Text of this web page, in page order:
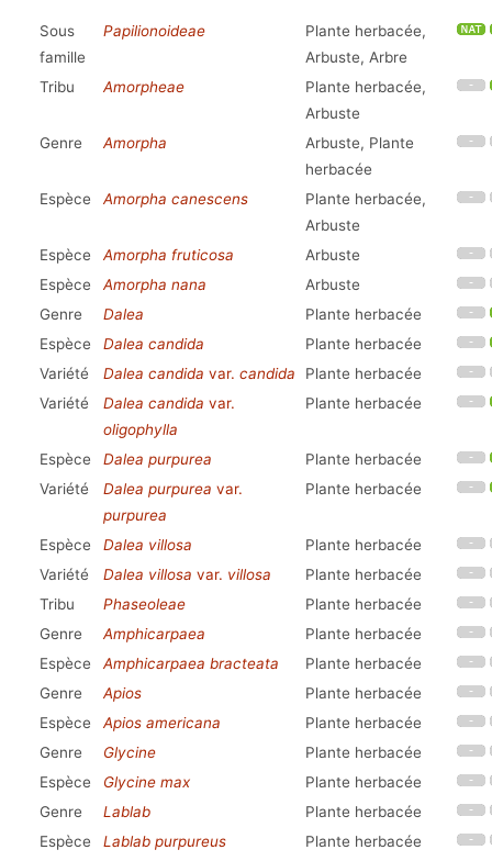
Sous
famille
Papilionoideae
Plante herbacée,
Arbuste, Arbre
Tribu
Amorpheae
Plante herbacée,
Arbuste
Genre
Amorpha
Arbuste, Plante
herbacée
Espèce
Amorpha canescens
Plante herbacée,
Arbuste
Espèce
Amorpha fruticosa
Arbuste
Espèce
Amorpha nana
Arbuste
Genre
Dalea
Plante herbacée
Espèce
Dalea candida
Plante herbacée
Variété
Dalea candida var. candida
Plante herbacée
Variété
Dalea candida var.
oligophylla
Plante herbacée
Espèce Dalea purpurea
Plante herbacée
Variété
Dalea purpurea var.
purpurea
Plante herbacée
Espèce Dalea villosa
Plante herbacée
Variété
Dalea villosa var. villosa
Plante herbacée
Tribu
Phaseoleae
Plante herbacée
Genre
Amphicarpaea
Plante herbacée
Espèce
Amphicarpaea bracteata
Plante herbacée
Genre
Apios
Plante herbacée
Espèce
Apios americana
Plante herbacée
Genre
Glycine
Plante herbacée
Espèce
Glycine max
Plante herbacée
Genre
Lablab
Plante herbacée
Espèce
Lablab purpureus
Plante herbacée